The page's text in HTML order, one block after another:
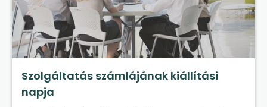
Szolgáltatás számlájának kiállítási
napja